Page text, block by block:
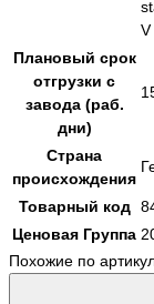
V
Плановый срок
отгрузки с
завода (раб.
дни)
Страна
происхождения
Товарный код
Ценовая Группа
Похожие по